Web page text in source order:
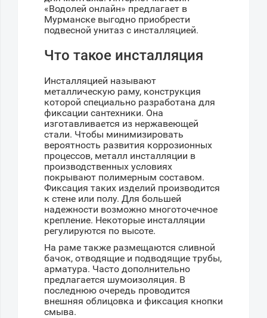
«Водолей онлайн» предлагает в
Мурманске выгодно приобрести
подвесной унитаз с инсталляцией.
Что такое инсталляция
Инсталляцией называют
металлическую раму, конструкция
которой специально разработана для
фиксации сантехники. Она
изготавливается из нержавеющей
стали. Чтобы минимизировать
вероятность развития коррозионных
процессов, металл инсталляции в
производственных условиях
покрывают полимерным составом.
Фиксация таких изделий производится
к стене или полу. Для большей
надежности возможно многоточечное
крепление. Некоторые инсталляции
регулируются по высоте.
На раме также размещаются сливной
бачок, отводящие и подводящие трубы,
арматура. Часто дополнительно
предлагается шумоизоляция. В
последнюю очередь проводится
внешняя облицовка и фиксация кнопки
смыва.